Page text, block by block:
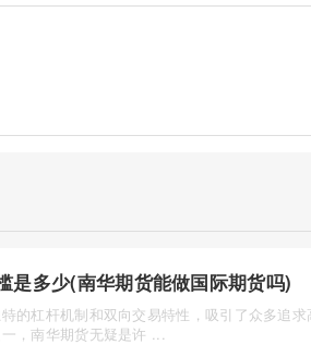
是多少(南华期货能做国际期货吗)
的杠杆机制和双向交易特性，吸引了众多追
，南华期货无疑是许 ...